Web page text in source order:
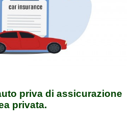
priva di assicurazione
privata.